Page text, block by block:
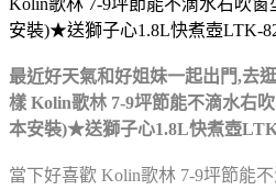
安裝)★送獅子心1.8L快煮壺LTK-
最近好天氣和好姐妹一起出門,去
樣 Kolin歌林 7-9坪節能不滴水右
本安裝)★送獅子心1.8L快煮壺
當下好喜歡 Kolin歌林 7-9坪節能